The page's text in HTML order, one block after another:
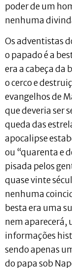
poder de um
nenhuma
Os adventistas
o papado é a
era a cabeça da
o cerco e
evangelhos de
que deveria ser
queda das
apocalipse
ou “quarenta e
pisada pelos
quase vinte
nenhuma
besta era uma
nem aparecerá,
informações
sendo apenas
do papa sob